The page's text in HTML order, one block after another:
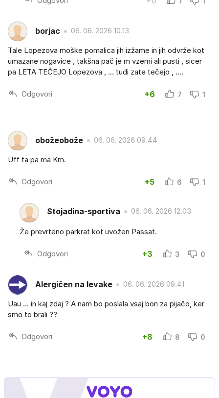
borjac 06. 06. 2026 10.13
Tale Lopezova moške pomalica jih izžame in jih odvrže kot
umazane nogavice , takšna pač je m vzemi ali pusti , sicer
pa LETA TEČEJO Lopezova , ... tudi zate tečejo , ....
Odgovori +6 7 1
obožeobože 06. 06. 2026 09.44
Uff ta pa ma Km.
Odgovori +5 6 1
Stojadina-sportiva 06. 06. 2026 12.03
Že prevrteno parkrat kot uvožen Passat.
Odgovori +3 3 0
Alergičen na levake 06. 06. 2026 09.41
Uau ... in kaj zdaj ? A nam bo poslala vsaj bon za pijačo, ker
smo to brali ??
Odgovori +8 8 0